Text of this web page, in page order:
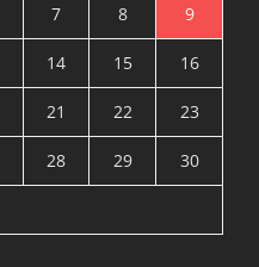
7 8 9
14 15 16
21 22 23
28 29 30